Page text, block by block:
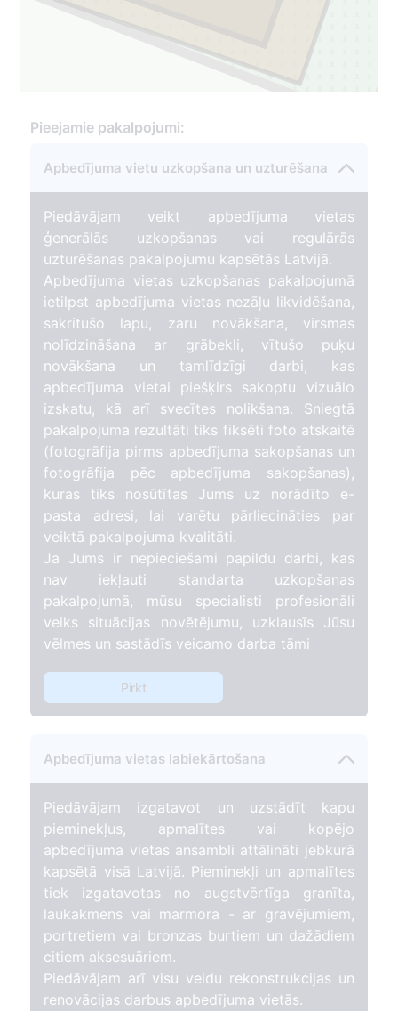
Pieejamie pakalpojumi:
Apbedījuma vietu uzkopšana un uzturēšana
Piedāvājam veikt apbedījuma vietas
ģenerālās uzkopšanas vai regulārās
uzturēšanas pakalpojumu kapsētās Latvijā.
Apbedījuma vietas uzkopšanas pakalpojumā
ietilpst apbedījuma vietas nezāļu likvidēšana,
sakritušo lapu, zaru novākšana, virsmas
nolīdzināšana ar grābekli, vītušo puķu
novākšana un tamlīdzīgi darbi, kas
apbedījuma vietai piešķirs sakoptu vizuālo
izskatu, kā arī svecītes nolikšana. Sniegtā
pakalpojuma rezultāti tiks fiksēti foto atskaitē
(fotogrāfija pirms apbedījuma sakopšanas un
fotogrāfija pēc apbedījuma sakopšanas),
kuras tiks nosūtītas Jums uz norādīto e-
pasta adresi, lai varētu pārliecināties par
veiktā pakalpojuma kvalitāti.
Ja Jums ir nepieciešami papildu darbi, kas
nav iekļauti standarta uzkopšanas
pakalpojumā, mūsu specialisti profesionāli
veiks situācijas novētējumu, uzklausīs Jūsu
vēlmes un sastādīs veicamo darba tāmi
Pirkt
Apbedījuma vietas labiekārtošana
Piedāvājam izgatavot un uzstādīt kapu
pieminekļus, apmalītes vai kopējo
apbedījuma vietas ansambli attālināti jebkurā
kapsētā visā Latvijā. Pieminekļi un apmalītes
tiek izgatavotas no augstvērtīga granīta,
laukakmens vai marmora - ar gravējumiem,
portretiem vai bronzas burtiem un dažādiem
citiem aksesuāriem.
Piedāvājam arī visu veidu rekonstrukcijas un
renovācijas darbus apbedījuma vietās.